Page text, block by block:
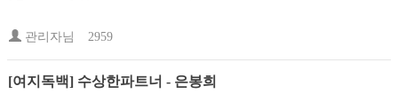
관리자님 2959
[여지독백] 수상한파트너 - 은봉희